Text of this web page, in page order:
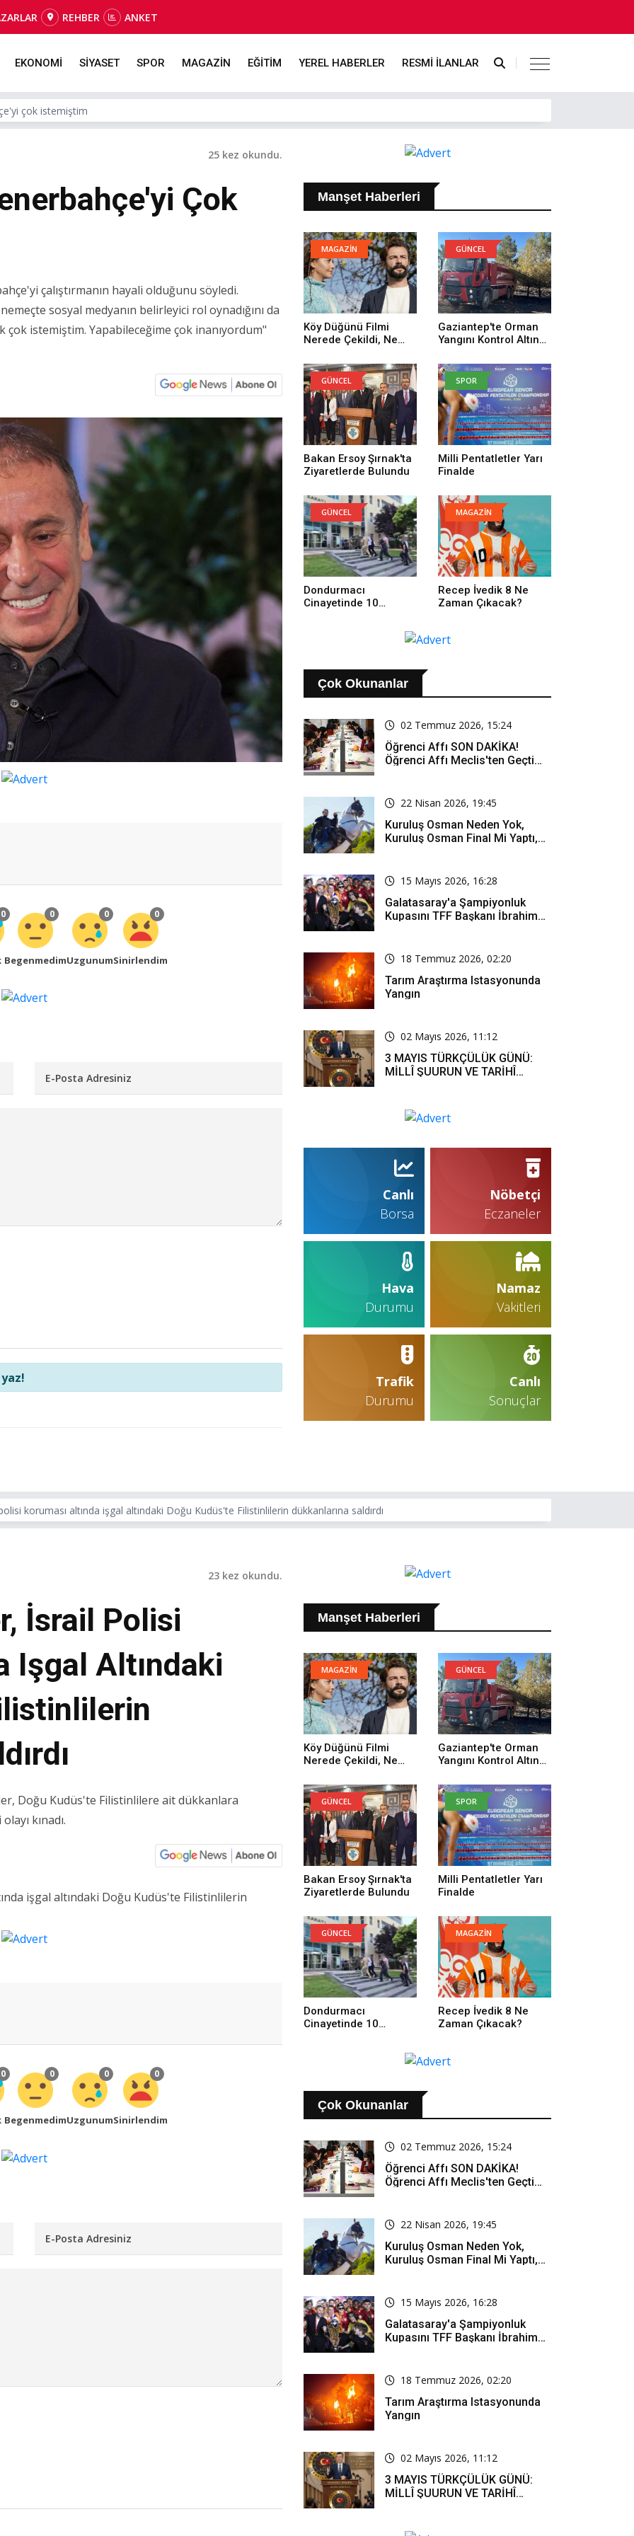
REHBER ANKET
EKONOMİ SİYASET SPOR MAGAZİN EĞİTİM YEREL HABERLER RESMİ İLANLAR
çok istemiştim
25 kez okundu.
Çok
çalıştırmanın hayali olduğunu söyledi.
sosyal medyanın belirleyici rol oynadığını da
çok istemiştim. Yapabileceğime çok inanıyordum"
0 0
Begenmedim
0
Uzgunum
0
Sinirlendim
Manşet Haberleri
MAGAZİN
Köy Düğünü Filmi
Nerede Çekildi, Ne
Düğünü Filmi
Oyuncuları Kim,
Konusu Ne?
GÜNCEL
Gaziantep'te Orman
Yangını Kontrol Altına
GÜNCEL
Bakan Ersoy Şırnak'ta
Ziyaretlerde Bulundu
SPOR
Milli Pentatletler Yarı
Finalde
GÜNCEL
Dondurmacı
Cinayetinde 10
MAGAZİN
Recep İvedik 8 Ne
Zaman Çıkacak?
Çok Okunanlar
02 Temmuz 2026, 15:24
Öğrenci Affı SON DAKİKA!
Öğrenci Affı Meclis'ten Geçti
22 Nisan 2026, 19:45
Kuruluş Osman Neden Yok,
Kuruluş Osman Final Mi Yaptı,
Zaman Yayınlanacak?
15 Mayıs 2026, 16:28
Galatasaray'a Şampiyonluk
Kupasını TFF Başkanı İbrahim
18 Temmuz 2026, 02:20
Tarım Araştırma Istasyonunda
Yangın
02 Mayıs 2026, 11:12
3 MAYIS TÜRKÇÜLÜK GÜNÜ:
MİLLÎ ŞUURUN VE TARİHÎ
Canlı
Borsa
Nöbetçi
Eczaneler
Hava
Durumu
Namaz
Vakitleri
Trafik
Durumu
Canlı
Sonuçlar
koruması altında işgal altındaki Doğu Kudüs'te Filistinlilerin dükkanlarına saldırdı
23 kez okundu.
İsrail Polisi
Işgal Altındaki
Doğu Kudüs'te Filistinlilere ait dükkanlara
kınadı.
0 0
Begenmedim
0
Uzgunum
0
Sinirlendim
Manşet Haberleri
MAGAZİN
Köy Düğünü Filmi
Nerede Çekildi, Ne
Düğünü Filmi
Oyuncuları Kim,
Konusu Ne?
GÜNCEL
Gaziantep'te Orman
Yangını Kontrol Altına
GÜNCEL
Bakan Ersoy Şırnak'ta
Ziyaretlerde Bulundu
SPOR
Milli Pentatletler Yarı
Finalde
GÜNCEL
Dondurmacı
Cinayetinde 10
MAGAZİN
Recep İvedik 8 Ne
Zaman Çıkacak?
Çok Okunanlar
02 Temmuz 2026, 15:24
Öğrenci Affı SON DAKİKA!
Öğrenci Affı Meclis'ten Geçti
22 Nisan 2026, 19:45
Kuruluş Osman Neden Yok,
Kuruluş Osman Final Mi Yaptı,
Zaman Yayınlanacak?
15 Mayıs 2026, 16:28
Galatasaray'a Şampiyonluk
Kupasını TFF Başkanı İbrahim
18 Temmuz 2026, 02:20
Tarım Araştırma Istasyonunda
Yangın
02 Mayıs 2026, 11:12
3 MAYIS TÜRKÇÜLÜK GÜNÜ:
MİLLÎ ŞUURUN VE TARİHÎ